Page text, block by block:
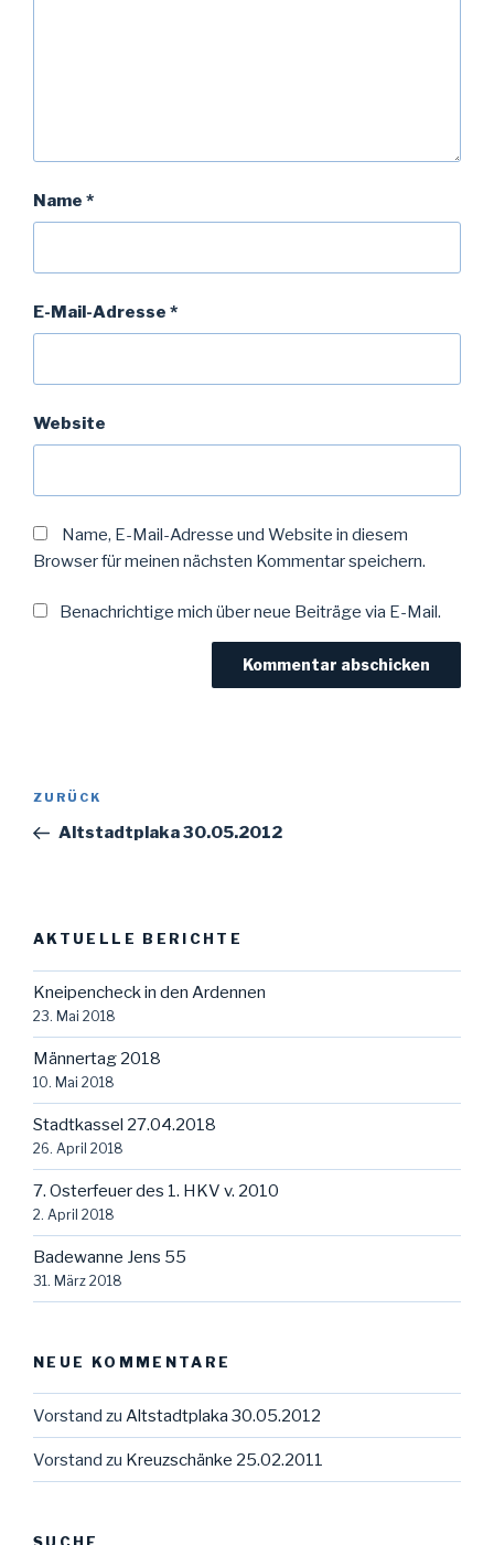
Name *
E-Mail-Adresse *
Website
Name, E-Mail-Adresse und Website in diesem
Browser für meinen nächsten Kommentar speichern.
Benachrichtige mich über neue Beiträge via E-Mail.
Beitragsnavigation
Vorheriger
Beitrag
ZURÜCK
Altstadtplaka 30.05.2012
AKTUELLE BERICHTE
Kneipencheck in den Ardennen
23. Mai 2018
Männertag 2018
10. Mai 2018
Stadtkassel 27.04.2018
26. April 2018
7. Osterfeuer des 1. HKV v. 2010
2. April 2018
Badewanne Jens 55
31. März 2018
NEUE KOMMENTARE
Vorstand zu Altstadtplaka 30.05.2012
Vorstand zu Kreuzschänke 25.02.2011